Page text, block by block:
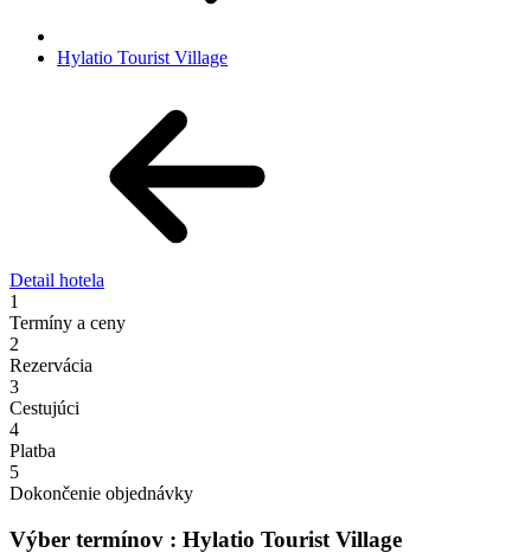
Hylatio Tourist Village
Detail hotela
1
Termíny a ceny
2
Rezervácia
3
Cestujúci
4
Platba
5
Dokončenie objednávky
Výber termínov : Hylatio Tourist Village